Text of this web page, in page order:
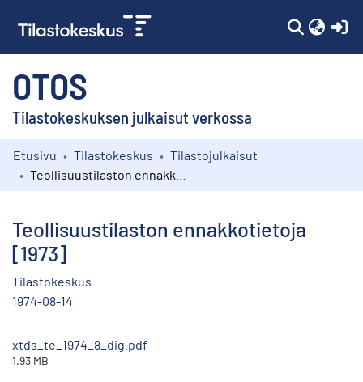
OTOS
Tilastokeskuksen julkaisut verkossa
Kokoelmat
Etusivu Tilastokeskus
Tilastojulkaisut
Teollisuustilaston ennakkotietoja
[1973]
Tilastokeskus
1974-08-14
xtds_te_1974_8_dig.pdf
1.93 MB